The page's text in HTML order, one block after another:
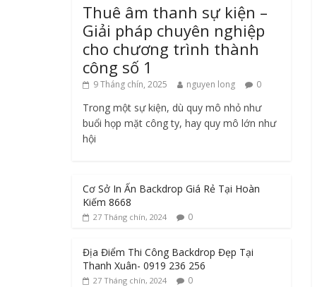
Thuê âm thanh sự kiện –
Giải pháp chuyên nghiệp
cho chương trình thành
công số 1
9 Tháng chín, 2025 nguyen long 0
Trong một sự kiện, dù quy mô nhỏ như
buổi họp mặt công ty, hay quy mô lớn như
hội
Cơ Sở In Ấn Backdrop Giá Rẻ Tại Hoàn
Kiếm 8668
27 Tháng chín, 2024 0
Địa Điểm Thi Công Backdrop Đẹp Tại
Thanh Xuân- 0919 236 256
27 Tháng chín, 2024 0